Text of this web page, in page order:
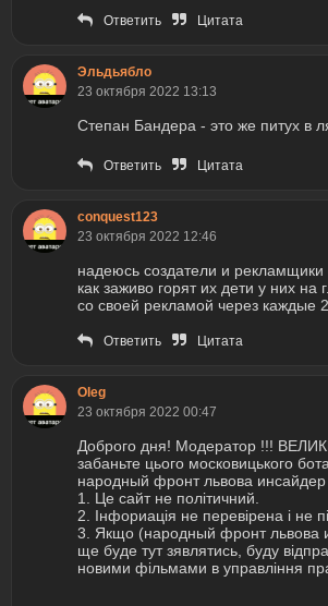
Ответить Цитата
Эльдьябло
23 октября 2022 13:13
Степан Бандера - это же питух в
Ответить Цитата
conquest123
23 октября 2022 12:46
надеюсь создатели и рекламщики
как заживо горят их дети у них на
со своей рекламой через каждые
Ответить Цитата
Oleg
23 октября 2022 00:47
Доброго дня! Модератор !!!
забаньте цього московицького
народный фронт львова инсайдер
1. Це сайт не політичний.
2. Інфориація не перевірена і не
3. Якщо (народный фронт львова
ще буде тут зявлятись, буду
новими фільмами в управління